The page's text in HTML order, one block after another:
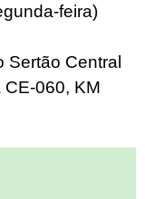
feira)
Sertão Central
060, KM